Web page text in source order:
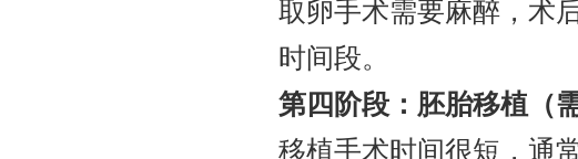
取卵手术需要麻醉，术
时间段。
第四阶段：胚胎移植（
移植手术时间很短，通